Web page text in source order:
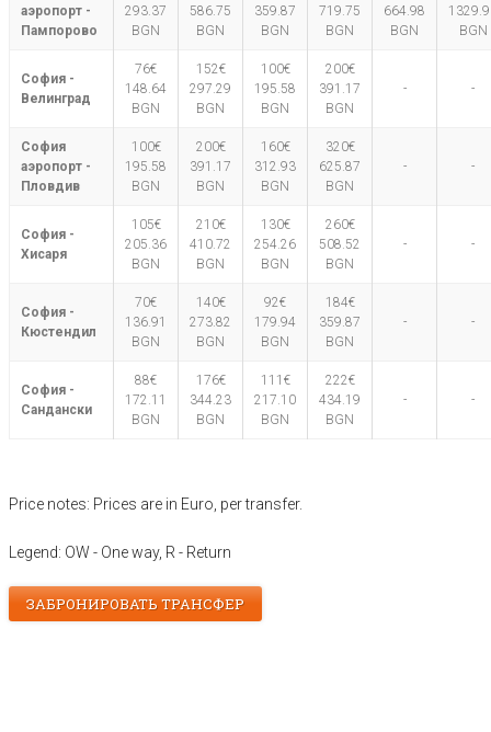
аэропорт -
Пампорово
293.37
BGN
586.75
BGN
359.87
BGN
719.75
BGN
664.98
BGN
BGN
София -
Велинград
76€
148.64
BGN
152€
297.29
BGN
100€
195.58
BGN
200€
391.17
BGN
- -
София
аэропорт -
Пловдив
100€
195.58
BGN
200€
391.17
BGN
160€
312.93
BGN
320€
625.87
BGN
- -
София -
Хисаря
105€
205.36
BGN
210€
410.72
BGN
130€
254.26
BGN
260€
508.52
BGN
- -
София -
Кюстендил
70€
136.91
BGN
140€
273.82
BGN
92€
179.94
BGN
184€
359.87
BGN
- -
София -
Сандански
88€
172.11
BGN
176€
344.23
BGN
111€
217.10
BGN
222€
434.19
BGN
- -
Price notes: Prices are in Euro, per transfer.
Legend: OW - One way, R - Return
ЗАБРОНИРОВАТЬ ТРАНСФЕР